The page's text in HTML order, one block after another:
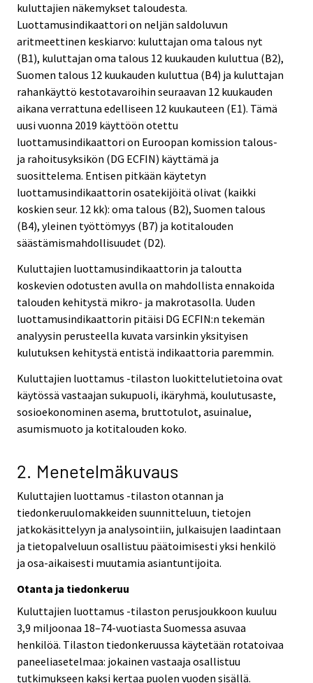
kuluttajien näkemykset taloudesta.
Luottamusindikaattori on neljän saldoluvun
aritmeettinen keskiarvo: kuluttajan oma talous nyt
(B1), kuluttajan oma talous 12 kuukauden kuluttua (B2),
Suomen talous 12 kuukauden kuluttua (B4) ja kuluttajan
rahankäyttö kestotavaroihin seuraavan 12 kuukauden
aikana verrattuna edelliseen 12 kuukauteen (E1). Tämä
uusi vuonna 2019 käyttöön otettu
luottamusindikaattori on Euroopan komission talous-
ja rahoitusyksikön (DG ECFIN) käyttämä ja
suosittelema. Entisen pitkään käytetyn
luottamusindikaattorin osatekijöitä olivat (kaikki
koskien seur. 12 kk): oma talous (B2), Suomen talous
(B4), yleinen työttömyys (B7) ja kotitalouden
säästämismahdollisuudet (D2).
Kuluttajien luottamusindikaattorin ja taloutta
koskevien odotusten avulla on mahdollista ennakoida
talouden kehitystä mikro- ja makrotasolla. Uuden
luottamusindikaattorin pitäisi DG ECFIN:n tekemän
analyysin perusteella kuvata varsinkin yksityisen
kulutuksen kehitystä entistä indikaattoria paremmin.
Kuluttajien luottamus -tilaston luokittelutietoina ovat
käytössä vastaajan sukupuoli, ikäryhmä, koulutusaste,
sosioekonominen asema, bruttotulot, asuinalue,
asumismuoto ja kotitalouden koko.
2. Menetelmäkuvaus
Kuluttajien luottamus -tilaston otannan ja
tiedonkeruulomakkeiden suunnitteluun, tietojen
jatkokäsittelyyn ja analysointiin, julkaisujen laadintaan
ja tietopalveluun osallistuu päätoimisesti yksi henkilö
ja osa-aikaisesti muutamia asiantuntijoita.
Otanta ja tiedonkeruu
Kuluttajien luottamus -tilaston perusjoukkoon kuuluu
3,9 miljoonaa 18–74-vuotiasta Suomessa asuvaa
henkilöä. Tilaston tiedonkeruussa käytetään rotatoivaa
paneeliasetelmaa: jokainen vastaaja osallistuu
tutkimukseen kaksi kertaa puolen vuoden sisällä.